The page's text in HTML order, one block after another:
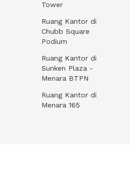
Tower
Ruang Kantor di
Chubb Square
Podium
Ruang Kantor di
Sunken Plaza -
Menara BTPN
Ruang Kantor di
Menara 165